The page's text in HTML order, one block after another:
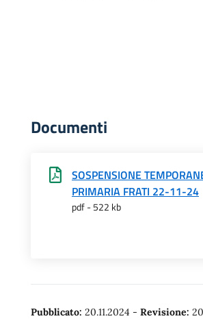
Documenti
SOSPENSIONE
PRIMARIA FRATI 22-11-24
pdf - 522 kb
Pubblicato: 20.11.2024 - Revisione: